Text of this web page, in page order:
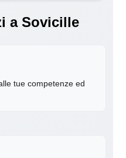
a Sovicille
tue competenze ed